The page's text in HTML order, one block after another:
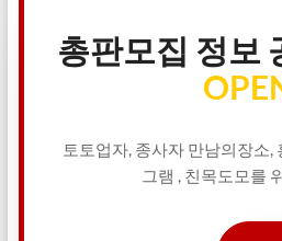
총판모집 정보
토토업자, 종사자 만남의장소,
그램 , 친목도모를